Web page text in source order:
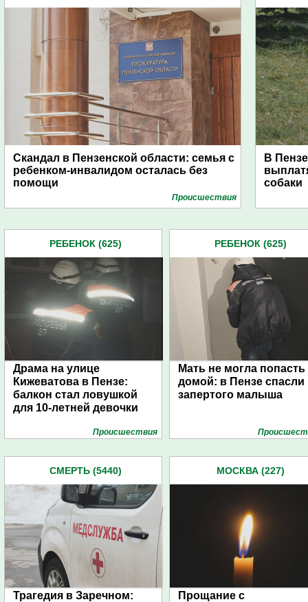
Скандал в Пензенской области: семья с
ребенком-инвалидом осталась без
помощи
Проиcшествия
В
собаки
РЕБЕНОК (625)
Драма на улице
Кижеватова в Пензе:
балкон стал ловушкой
для 10-летней девочки
Проиcшествия
РЕБЕНОК (625)
Мать не могла попасть
домой: в Пензе спасли
запертого малыша
СМЕРТЬ (5440)
Трагедия в Заречном:
МОСКВА (227)
Прощание с